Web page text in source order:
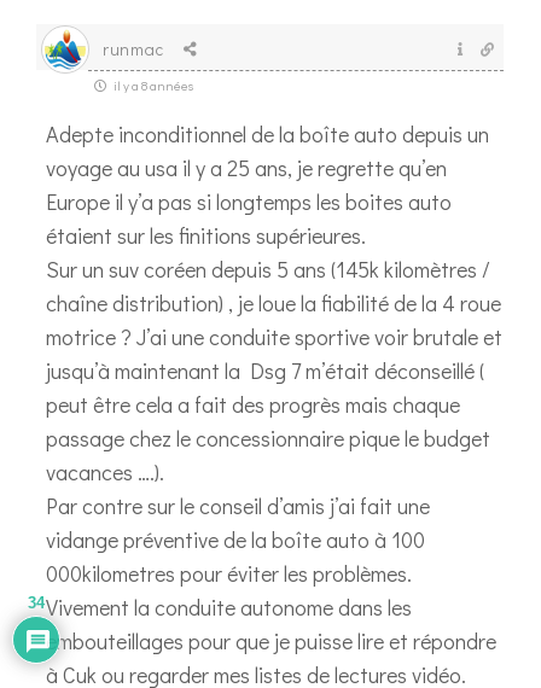
runmac
il y a 8 années
Adepte inconditionnel de la boîte auto depuis un
voyage au usa il y a 25 ans, je regrette qu’en
Europe il y’a pas si longtemps les boites auto
étaient sur les finitions supérieures.
Sur un suv coréen depuis 5 ans (145k kilomètres /
chaîne distribution) , je loue la fiabilité de la 4 roue
motrice ? J’ai une conduite sportive voir brutale et
jusqu’à maintenant la Dsg 7 m’était déconseillé (
peut être cela a fait des progrès mais chaque
passage chez le concessionnaire pique le budget
vacances ….).
Par contre sur le conseil d’amis j’ai fait une
vidange préventive de la boîte auto à 100
000kilometres pour éviter les problèmes.
Vivement la conduite autonome dans les
embouteillages pour que je puisse lire et répondre
à Cuk ou regarder mes listes de lectures vidéo.
34